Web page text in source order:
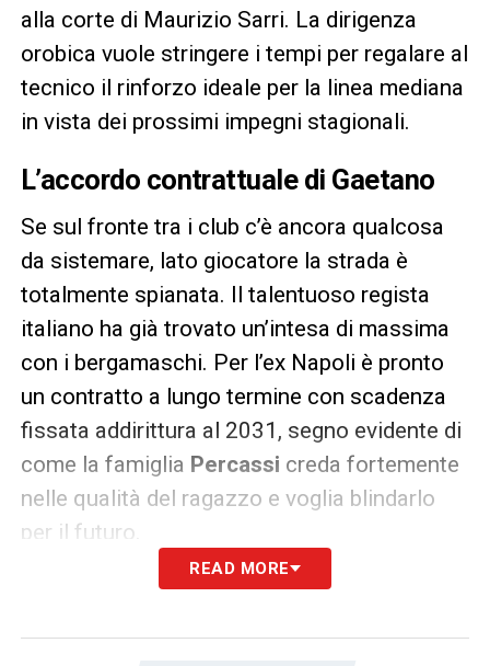
alla corte di Maurizio Sarri. La dirigenza
orobica vuole stringere i tempi per regalare al
tecnico il rinforzo ideale per la linea mediana
in vista dei prossimi impegni stagionali.
L’accordo contrattuale di Gaetano
Se sul fronte tra i club c’è ancora qualcosa
da sistemare, lato giocatore la strada è
totalmente spianata. Il talentuoso regista
italiano ha già trovato un’intesa di massima
con i bergamaschi. Per l’ex Napoli è pronto
un contratto a lungo termine con scadenza
fissata addirittura al 2031, segno evidente di
come la famiglia Percassi creda fortemente
nelle qualità del ragazzo e voglia blindarlo
per il futuro.
I dettagli economici
Cosa manca, quindi, per le firme? La distanza
READ MORE